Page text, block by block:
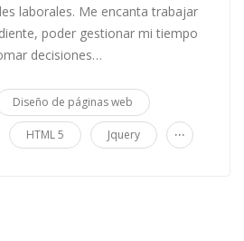
laborales. Me encanta trabajar
poder gestionar mi tiempo
decisiones…
Diseño de páginas web
HTML 5 Jquery ...